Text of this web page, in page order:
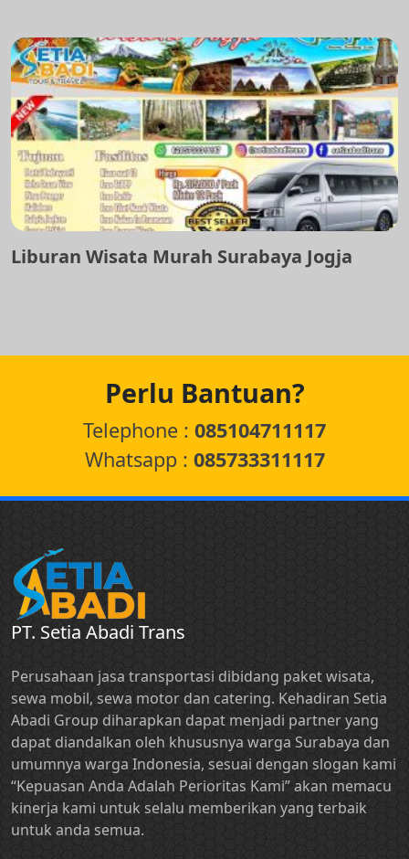
Liburan Wisata Murah Surabaya Jogja
Perlu Bantuan?
Telephone : 085104711117
Whatsapp : 085733311117
PT. Setia Abadi Trans
Perusahaan jasa transportasi dibidang paket wisata,
sewa mobil, sewa motor dan catering. Kehadiran Setia
Abadi Group diharapkan dapat menjadi partner yang
dapat diandalkan oleh khususnya warga Surabaya dan
umumnya warga Indonesia, sesuai dengan slogan kami
“Kepuasan Anda Adalah Perioritas Kami” akan memacu
kinerja kami untuk selalu memberikan yang terbaik
untuk anda semua.